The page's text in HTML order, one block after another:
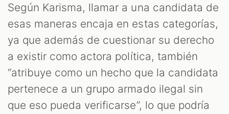
Según Karisma, llamar a una candidata de
esas maneras encaja en estas categorías,
ya que además de cuestionar su derecho
a existir como actora política, también
“atribuye como un hecho que la candidata
pertenece a un grupo armado ilegal sin
que eso pueda verificarse”, lo que podría